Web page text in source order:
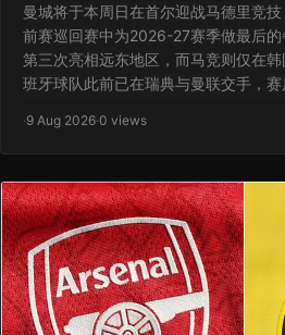
曼城将于本周日在首尔迎战马德里竞
前赛巡回赛中为2026-27赛季做最后
第三次亮相远东地区，而马竞则仅在
班牙球队此前已在瑞典与曼联交手，
·9 Aug 2026·0 views